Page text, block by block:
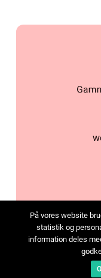
På vores website
statistik og
information deles